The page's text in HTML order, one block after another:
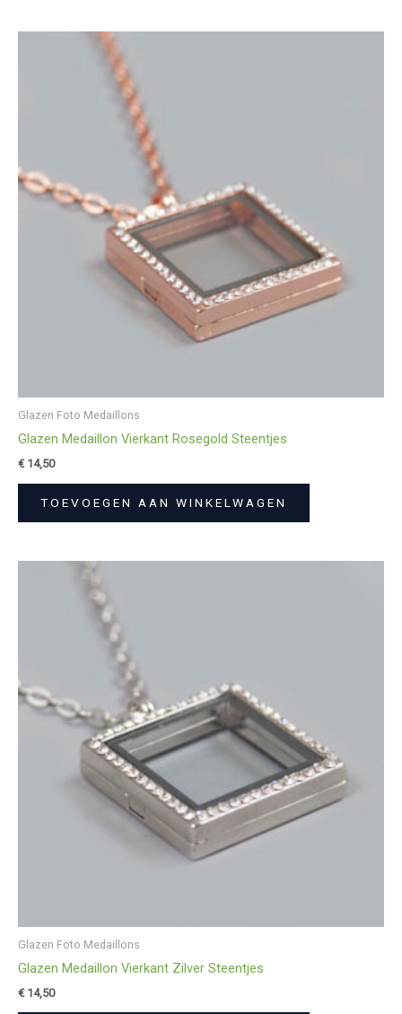
Glazen Foto Medaillons
Glazen Medaillon Vierkant Rosegold Steentjes
€14,50
TOEVOEGEN AAN WINKELWAGEN
Glazen Foto Medaillons
Glazen Medaillon Vierkant Zilver Steentjes
€14,50